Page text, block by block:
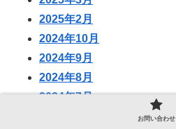
2025年2月
2024年10月
2024年9月
2024年8月
2024年7月
お問い合わせ